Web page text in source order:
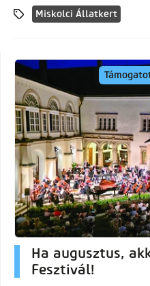
Miskolci Állatkert
Ha augusztus,
Fesztivál!